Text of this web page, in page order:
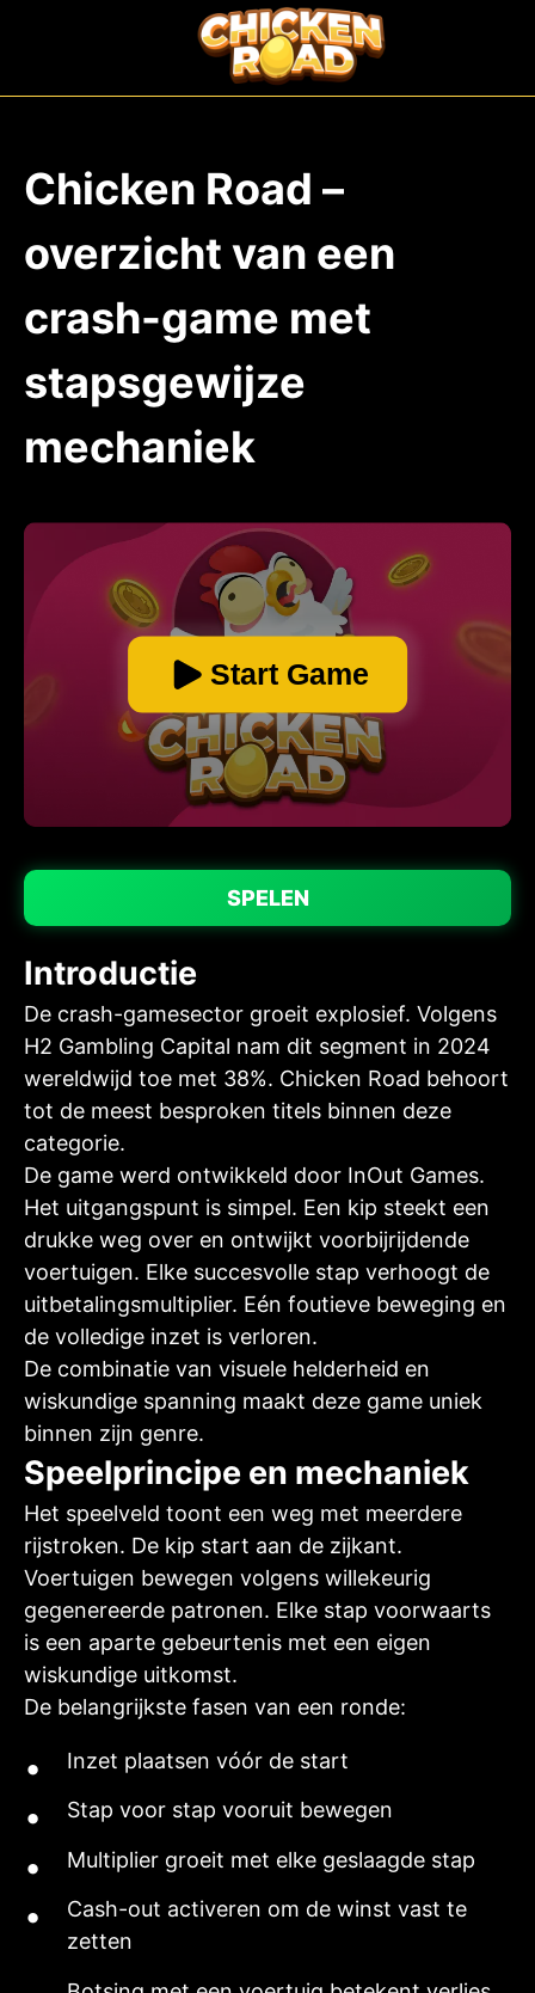
Chicken Road –
overzicht van een
crash-game met
stapsgewijze
mechaniek
Start Game
SPELEN
Introductie
De crash-gamesector groeit explosief. Volgens
H2 Gambling Capital nam dit segment in 2024
wereldwijd toe met 38%. Chicken Road behoort
tot de meest besproken titels binnen deze
categorie.
De game werd ontwikkeld door InOut Games.
Het uitgangspunt is simpel. Een kip steekt een
drukke weg over en ontwijkt voorbijrijdende
voertuigen. Elke succesvolle stap verhoogt de
uitbetalingsmultiplier. Eén foutieve beweging en
de volledige inzet is verloren.
De combinatie van visuele helderheid en
wiskundige spanning maakt deze game uniek
binnen zijn genre.
Speelprincipe en mechaniek
Het speelveld toont een weg met meerdere
rijstroken. De kip start aan de zijkant.
Voertuigen bewegen volgens willekeurig
gegenereerde patronen. Elke stap voorwaarts
is een aparte gebeurtenis met een eigen
wiskundige uitkomst.
De belangrijkste fasen van een ronde:
Inzet plaatsen vóór de start
Stap voor stap vooruit bewegen
Multiplier groeit met elke geslaagde stap
Cash-out activeren om de winst vast te
zetten